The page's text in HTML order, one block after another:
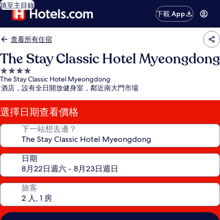
跳至主目錄
下載 App
查看所有住宿
The Stay Classic Hotel Myeongdong
4.0
星
級
住
宿
The Stay Classic Hotel Myeongdong
酒店，設有全日開放健身室，鄰近南大門市場
選擇日期查看價格
下一站想去邊？
日期
旅客